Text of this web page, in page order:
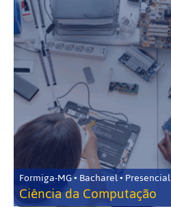
Formiga-MG • Bacharel • Presencial
Ciência da Computação